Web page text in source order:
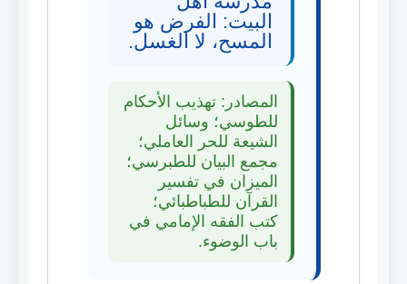
البيت: الفرض هو
المسح، لا الغسل.
المصادر: تهذيب الأحكام
للطوسي؛ وسائل
الشيعة للحر العاملي؛
مجمع البيان للطبرسي؛
الميزان في تفسير
القرآن للطباطبائي؛
كتب الفقه الإمامي في
باب الوضوء.